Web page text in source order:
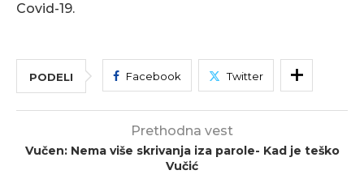
Covid-19.
PODELI Facebook Twitter
Prethodna vest
Vučen: Nema više skrivanja iza parole- Kad je teško
Vučić